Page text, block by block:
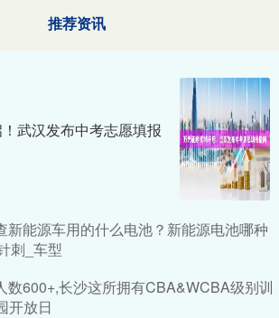
推荐资讯
武汉发布中考志愿填报
新能源车用的什么电池？新能源电池哪种
刺_车型
数600+,长沙这所拥有CBA&WCBA级别训
开放日